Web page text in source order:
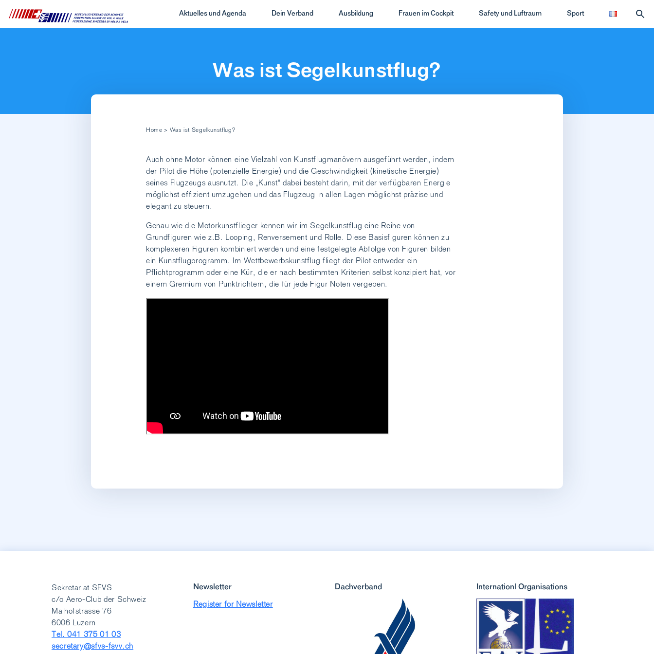
Aktuelles und Agenda Dein Verband Ausbildung Frauen im Cockpit Safety und Luftraum Sport
Was ist Segelkunstflug?
Home > Was ist Segelkunstflug?
Auch ohne Motor können eine Vielzahl von Kunstflugmanövern ausgeführt werden, indem
der Pilot die Höhe (potenzielle Energie) und die Geschwindigkeit (kinetische Energie)
seines Flugzeugs ausnutzt. Die „Kunst“ dabei besteht darin, mit der verfügbaren Energie
möglichst effizient umzugehen und das Flugzeug in allen Lagen möglichst präzise und
elegant zu steuern.
Genau wie die Motorkunstflieger kennen wir im Segelkunstflug eine Reihe von
Grundfiguren wie z.B. Looping, Renversement und Rolle. Diese Basisfiguren können zu
komplexeren Figuren kombiniert werden und eine festgelegte Abfolge von Figuren bilden
ein Kunstflugprogramm. Im Wettbewerbskunstflug fliegt der Pilot entweder ein
Pflichtprogramm oder eine Kür, die er nach bestimmten Kriterien selbst konzipiert hat, vor
einem Gremium von Punktrichtern, die für jede Figur Noten vergeben.
Sekretariat SFVS
c/o Aero-Club der Schweiz
Maihofstrasse 76
6006 Luzern
Tel. 041 375 01 03
secretary@sfvs-fsvv.ch
Newsletter
Register for Newsletter
Dachverband Internationl Organisations